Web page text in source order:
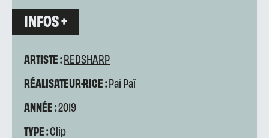
INFOS +
ARTISTE :REDSHARP
RÉALISATEUR·RICE :Paï Paï
ANNÉE :2019
TYPE :Clip